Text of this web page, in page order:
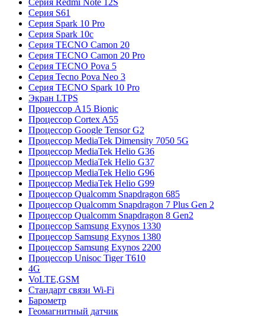
Серия S61
Серия Spark 10 Pro
Серия Spark 10c
Серия TECNO Camon 20
Серия TECNO Camon 20 Pro
Серия TECNO Pova 5
Серия Tecno Pova Neo 3
Серия TECNO Spark 10 Pro
Экран LTPS
Процессор A15 Bionic
Процессор Cortex A55
Процессор Google Tensor G2
Процессор MediaTek Dimensity 7050 5G
Процессор MediaTek Helio G36
Процессор MediaTek Helio G37
Процессор MediaTek Helio G96
Процессор MediaTek Helio G99
Процессор Qualcomm Snapdragon 685
Процессор Qualcomm Snapdragon 7 Plus Gen 2
Процессор Qualcomm Snapdragon 8 Gen2
Процессор Samsung Exynos 1330
Процессор Samsung Exynos 1380
Процессор Samsung Exynos 2200
Процессор Unisoc Tiger T610
4G
VoLTE,GSM
Cтандарт связи Wi-Fi
Барометр
Геомагнитный датчик